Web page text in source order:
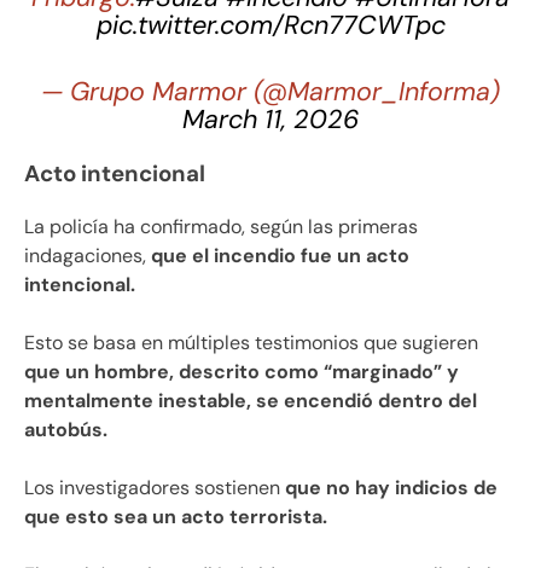
pic.twitter.com/Rcn77CWTpc
— Grupo Marmor (@Marmor_Informa)
March 11, 2026
Acto intencional
La policía ha confirmado, según las primeras
indagaciones,que el incendio fue un acto
intencional.
Esto se basa en múltiples testimonios que sugieren
que un hombre, descrito como “marginado” y
mentalmente inestable, se encendió dentro del
autobús.
Los investigadores sostienenque no hay indicios de
que esto sea un acto terrorista.